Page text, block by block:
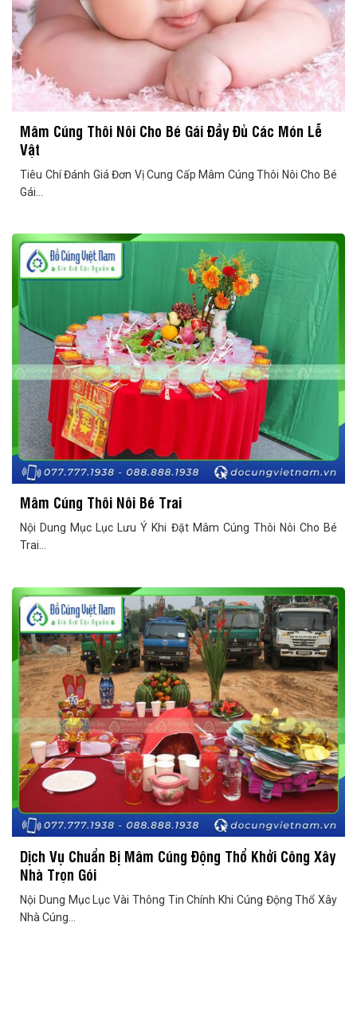
Mâm Cúng Thôi Nôi Cho Bé Gái Đầy Đủ Các Món Lễ
Vật
Tiêu Chí Đánh Giá Đơn Vị Cung Cấp Mâm Cúng Thôi Nôi Cho Bé
Gái...
Mâm Cúng Thôi Nôi Bé Trai
Nội Dung Mục Lục Lưu Ý Khi Đặt Mâm Cúng Thôi Nôi Cho Bé
Trai...
Dịch Vụ Chuẩn Bị Mâm Cúng Động Thổ Khởi Công Xây
Nhà Trọn Gói
Nội Dung Mục Lục Vài Thông Tin Chính Khi Cúng Động Thổ Xây
Nhà Cúng...